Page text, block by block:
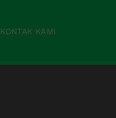
KONTAK KAMI